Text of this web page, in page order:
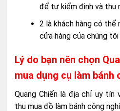
để tự kiểm định và thu
2 là khách hàng có
cửa hàng của chúng
Lý do bạn nên chọn
mua dụng cụ làm bánh
Quang Chiến là địa chỉ uy tín
thu mua đồ làm bánh công